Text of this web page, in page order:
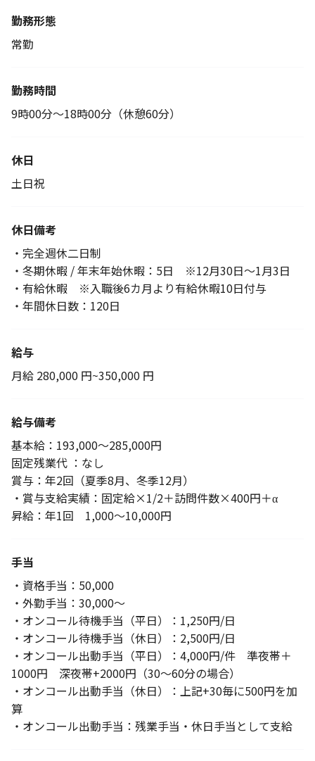
勤務形態
常勤
勤務時間
9時00分～18時00分（休憩60分）
休日
土日祝
休日備考
・完全週休二日制
・冬期休暇 / 年末年始休暇：5日 ※12月30日～1月3日
・有給休暇 ※入職後6カ月より有給休暇10日付与
・年間休日数：120日
給与
月給 280,000 円~350,000 円
給与備考
基本給：193,000～285,000円
固定残業代 ：なし
賞与：年2回（夏季8月、冬季12月）
・賞与支給実績：固定給×1/2＋訪問件数×400円＋α
昇給：年1回 1,000～10,000円
手当
・資格手当：50,000
・外勤手当：30,000～
・オンコール待機手当（平日）：1,250円/日
・オンコール待機手当（休日）：2,500円/日
・オンコール出動手当（平日）：4,000円/件 準夜帯＋
1000円 深夜帯+2000円（30～60分の場合）
・オンコール出動手当（休日）：上記+30毎に500円を加
算
・オンコール出動手当：残業手当・休日手当として支給